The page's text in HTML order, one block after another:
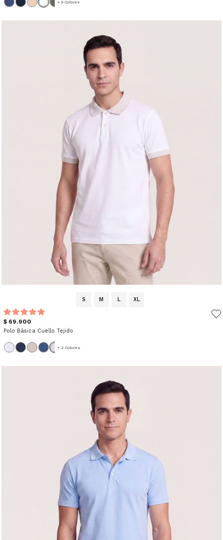
+ 9 Colores
S M L XL
$ 69.900
Polo Básica Cuello Tejido
+ 2 Colores